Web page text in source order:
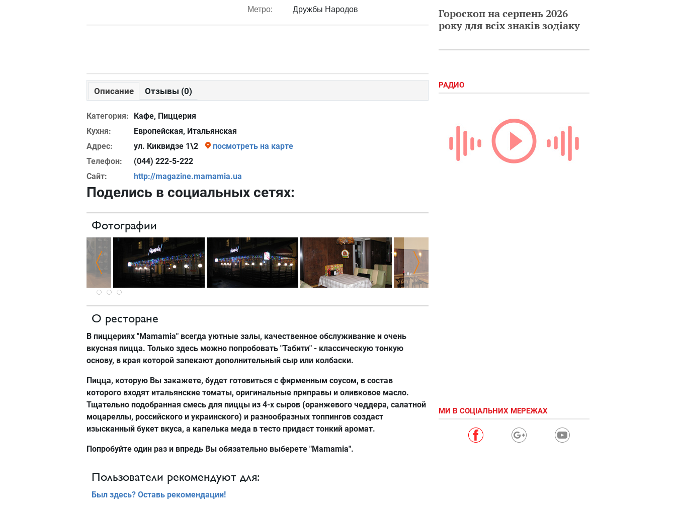
Метро:
Дружбы Народов
Описание Отзывы (0)
Категория:
Кафе, Пиццерия
Кухня:
Европейская, Итальянская
Адрес:
ул. Киквидзе 1\2
посмотреть на карте
Телефон:
(044) 222-5-222
Сайт:
http://magazine.mamamia.ua
Поделись в социальных сетях:
Фотографии
О ресторане
В пиццериях "Mamamia" всегда уютные залы, качественное обслуживание и очень
вкусная пицца. Только здесь можно попробовать "Табити" - классическую тонкую
основу, в края которой запекают дополнительный сыр или колбаски.
Пицца, которую Вы закажете, будет готовиться с фирменным соусом, в состав
которого входят итальянские томаты, оригинальные приправы и оливковое масло.
Тщательно подобранная смесь для пиццы из 4-х сыров (оранжевого чеддера, салатной
моцареллы, российского и украинского) и разнообразных топпингов создаст
изысканный букет вкуса, а капелька меда в тесто придаст тонкий аромат.
Попробуйте один раз и впредь Вы обязательно выберете "Mamamia".
Пользователи рекомендуют для:
Был здесь? Оставь рекомендации!
Гороскоп на серпень 2026
року для всіх знаків зодіаку
РАДИО
МИ В СОЦІАЛЬНИХ МЕРЕЖАХ